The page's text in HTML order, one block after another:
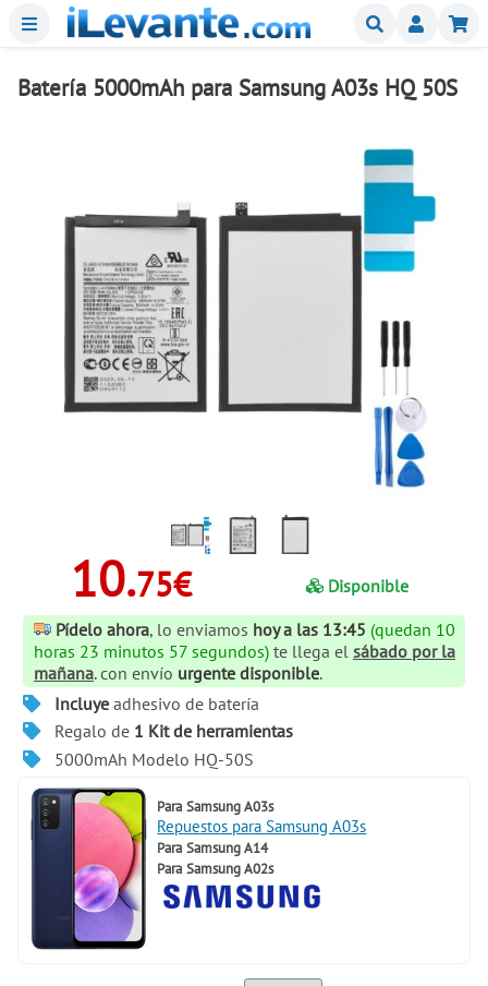
Menu Buscar
Batería 5000mAh para Samsung A03s HQ 50S
10.75€
Disponible
Pídelo ahora, lo enviamos hoy a las 13:45 (quedan 10
horas 23 minutos 57 segundos) te llega el sábado por la
mañana. con envío urgente disponible.
Incluyeadhesivo de batería
Regalo de 1 Kit de herramientas
5000mAh Modelo HQ-50S
Para Samsung A03s
Repuestos para Samsung A03s
Para Samsung A14
Para Samsung A02s